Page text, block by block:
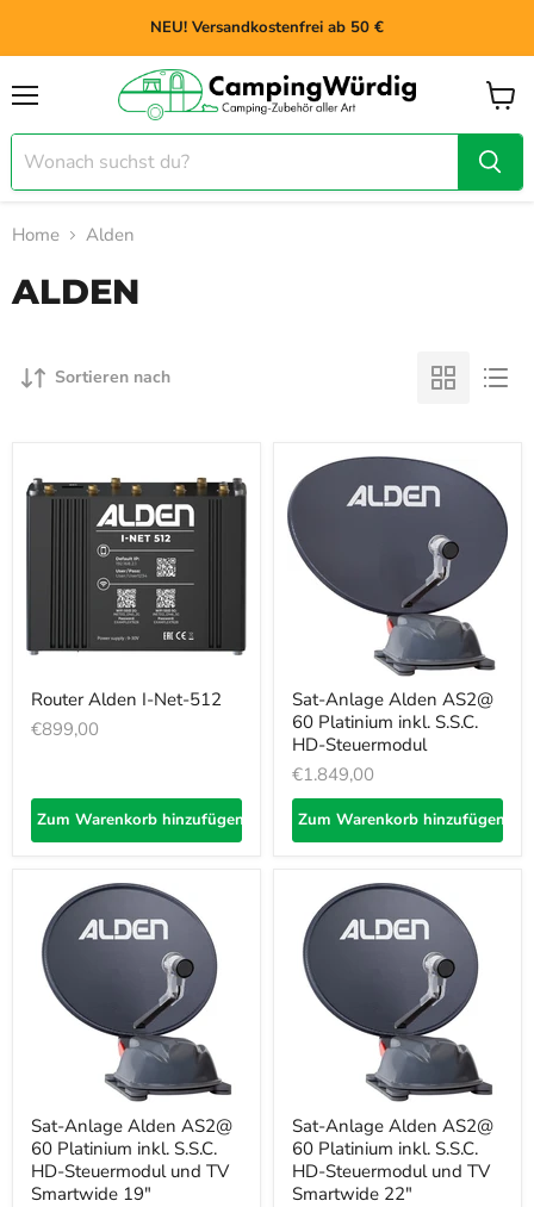
NEU! Versandkostenfrei ab 50 €
Home Alden
ALDEN
Sortieren nach
Router Alden I-Net-512
€899,00
Zum Warenkorb hinzufügen
Sat-Anlage Alden AS2@
60 Platinium inkl. S.S.C.
HD-Steuermodul
€1.849,00
Zum Warenkorb hinzufügen
Sat-Anlage Alden AS2@
60 Platinium inkl. S.S.C.
HD-Steuermodul und TV
Smartwide 19"
Sat-Anlage Alden AS2@
60 Platinium inkl. S.S.C.
HD-Steuermodul und TV
Smartwide 22"